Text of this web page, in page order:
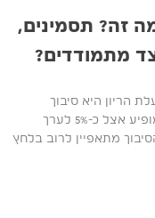
זה? תסמינים,
מתמודדים?
הריון היא סיבוך
בתהליך ההריון אשר מופיע אצל כ-5% לערך
מתאפיין לרוב בלחץ